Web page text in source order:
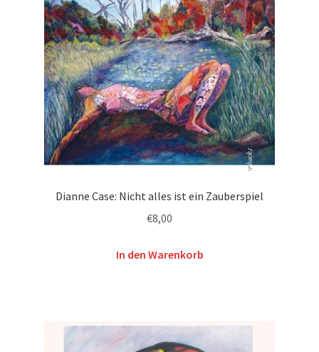
Dianne Case: Nicht alles ist ein Zauberspiel
€8,00
In den Warenkorb